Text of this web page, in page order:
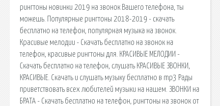
рингтоны новинки 2019 на звонок Вашего телефона, ты
можешь. Популярные рингтоны 2018-2019 - скачать
бесплатно на телефон, популярная музыка на звонок.
Красивые мелодии - Скачать бесплатно на звонок на
телефон, красивые рингтоны для. КРАСИВЫЕ МЕЛОДИИ -
Скачать бесплатно на телефон, слушать КРАСИВЫЕ ЗВОНКИ,
КРАСИВЫЕ. Скачать и слушать музыку бесплатно в mp3 Рады
приветствовать всех любителей музыки на нашем. ЗВОНКИ на
БРАТА - Скачать бесплатно на телефон, рингтоны на звонок от